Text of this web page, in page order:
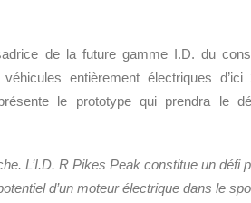
de la future gamme I.D. du
entièrement électriques d’ici
le prototype qui prendra le
L’I.D. R Pikes Peak constitue un défi
d’un moteur électrique dans le